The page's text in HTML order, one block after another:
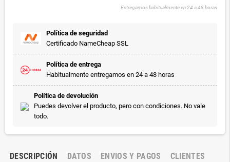
Entregamos habitualmente en 24 a 48 horas
Política de seguridad
Certificado NameCheap SSL
Política de entrega
Habitualmente entregamos en 24 a 48 horas
Política de devolución
Puedes devolver el producto, pero con condiciones. No vale
todo.
DESCRIPCIÓN DATOS ENVIOS Y PAGOS CLIENTES